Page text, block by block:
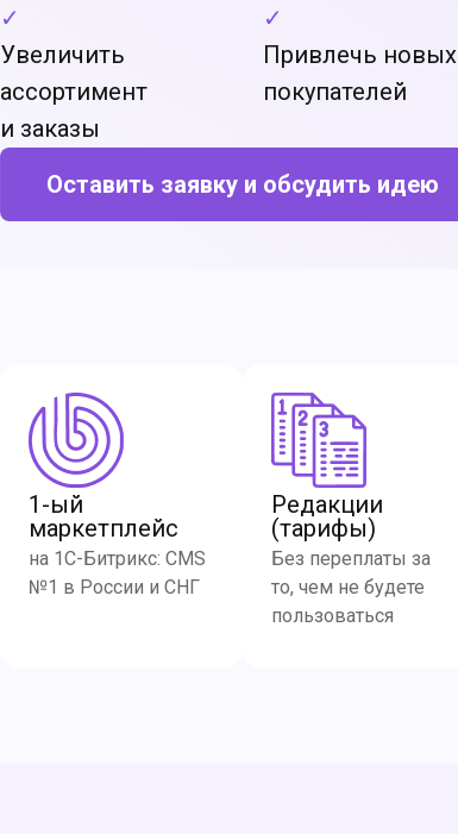
✓
Увеличить
ассортимент
и заказы
✓
Привлечь новых
покупателей
Оставить заявку и обсудить идею
1-ый
маркетплейс
на 1С-Битрикс: CMS
№1 в России и СНГ
Редакции
(тарифы)
Без переплаты за
то, чем не будете
пользоваться